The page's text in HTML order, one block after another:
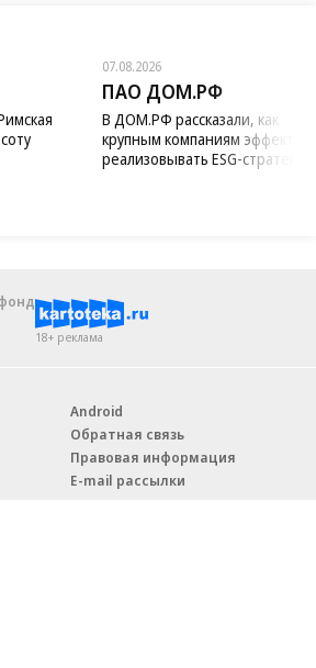
07.08.2026
ПАО ДОМ.РФ
В ДОМ.РФ рассказали, как
крупным компаниям
реализовывать ESG-стратегию
18+ реклама
Android
Обратная связь
Правовая информация
E-mail рассылки